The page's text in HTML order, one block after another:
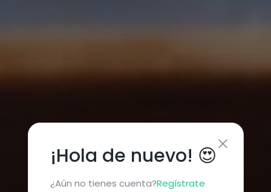
¡Hola de nuevo! 😍
¿Aún no tienes cuenta?Regístrate